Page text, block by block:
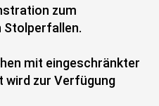
zum
mit eingeschränkter
wird zur Verfügung